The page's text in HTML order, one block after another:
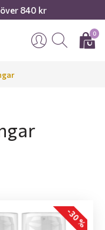
840 kr
0
-30 %